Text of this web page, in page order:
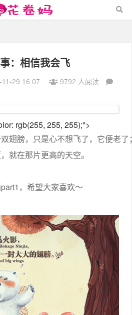
：相信我会飞
11-29 16:07
9792 人阅读
rgb(255, 255, 255);">
翅膀，只是心不想飞了，它便老了
就在那片更高的天空。
，希望大家喜欢～